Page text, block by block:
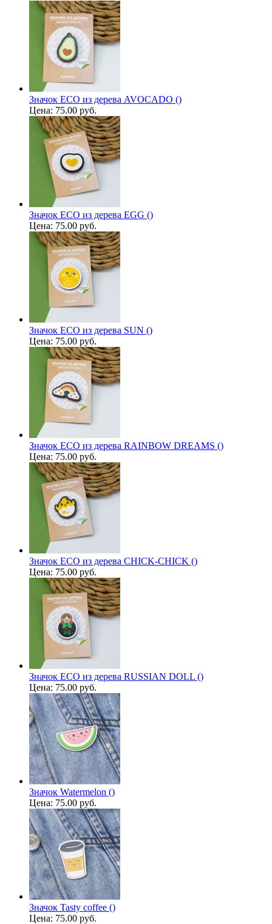
Значок ECO из дерева AVOCADO ()
Цена: 75.00 руб.
Значок ECO из дерева EGG ()
Цена: 75.00 руб.
Значок ECO из дерева SUN ()
Цена: 75.00 руб.
Значок ECO из дерева RAINBOW DREAMS ()
Цена: 75.00 руб.
Значок ECO из дерева CHICK-CHICK ()
Цена: 75.00 руб.
Значок ECO из дерева RUSSIAN DOLL ()
Цена: 75.00 руб.
Значок Watermelon ()
Цена: 75.00 руб.
Значок Tasty coffee ()
Цена: 75.00 руб.